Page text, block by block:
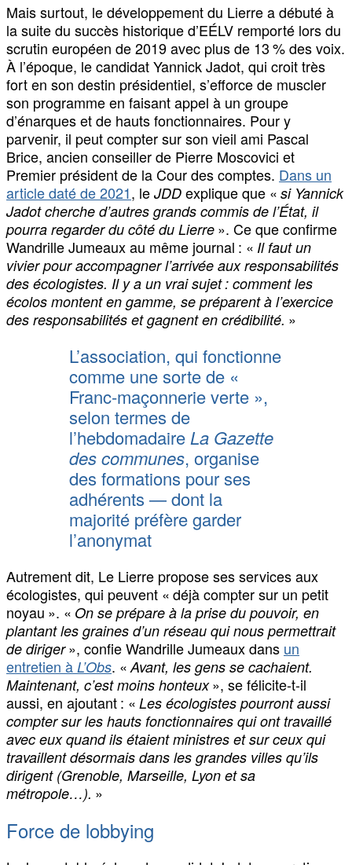
Mais surtout, le développement du Lierre a débuté à
la suite du succès historique d’EÉLV remporté lors du
scrutin européen de 2019 avec plus de 13 % des voix.
À l’époque, le candidat Yannick Jadot, qui croit très
fort en son destin présidentiel, s’efforce de muscler
son programme en faisant appel à un groupe
d’énarques et de hauts fonctionnaires. Pour y
parvenir, il peut compter sur son vieil ami Pascal
Brice, ancien conseiller de Pierre Moscovici et
Premier président de la Cour des comptes. Dans un
article daté de 2021, le JDD explique que « si Yannick
Jadot cherche d’autres grands commis de l’État, il
pourra regarder du côté du Lierre ». Ce que confirme
Wandrille Jumeaux au même journal : « Il faut un
vivier pour accompagner l’arrivée aux responsabilités
des écologistes. Il y a un vrai sujet : comment les
écolos montent en gamme, se préparent à l’exercice
des responsabilités et gagnent en crédibilité. »
L’association, qui fonctionne
comme une sorte de «
Franc-maçonnerie verte »,
selon termes de
l’hebdomadaire La Gazette
des communes, organise
des formations pour ses
adhérents — dont la
majorité préfère garder
l’anonymat
Autrement dit, Le Lierre propose ses services aux
écologistes, qui peuvent « déjà compter sur un petit
noyau ». « On se prépare à la prise du pouvoir, en
plantant les graines d’un réseau qui nous permettrait
de diriger», confie Wandrille Jumeaux dans un
entretien à L’Obs. « Avant, les gens se cachaient.
Maintenant, c’est moins honteux», se félicite-t-il
aussi, en ajoutant : « Les écologistes pourront aussi
compter sur les hauts fonctionnaires qui ont travaillé
avec eux quand ils étaient ministres et sur ceux qui
travaillent désormais dans les grandes villes qu’ils
dirigent (Grenoble, Marseille, Lyon et sa
métropole…). »
Force de lobbying